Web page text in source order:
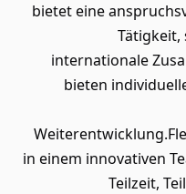
bietet eine
internationale
bieten
in einem innovativen
Teilzeit,